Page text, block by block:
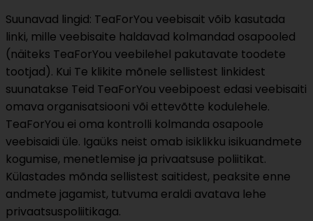
Suunavad lingid: TeaForYou veebisait võib kasutada
linki, mille veebisaite haldavad kolmandad osapooled
(näiteks TeaForYou veebilehel pakutavate toodete
tootjad). Kui Te klikite mõnele sellistest linkidest
suunatakse Teid TeaForYou veebipoest edasi veebisaiti
omava organisatsiooni või ettevõtte kodulehele.
TeaForYou ei oma kontrolli kolmanda osapoole
veebisaidi üle. Igaüks neist omab isiklikku isikuandmete
kogumise, menetlemise ja privaatsuse poliitikat.
Külastades mõnda sellistest saitidest, peaksite enne
andmete jagamist, tutvuma eraldi avatava lehe
privaatsuspoliitikaga.